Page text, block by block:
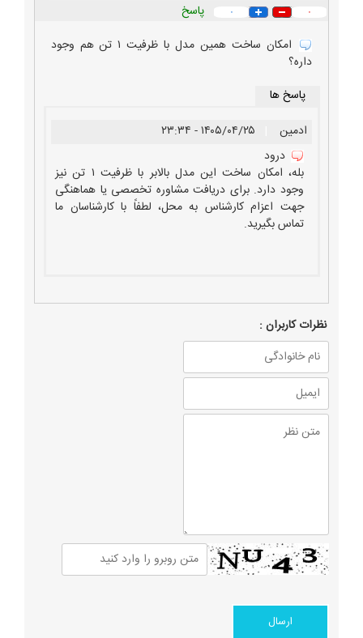
۰ ۰
پاسخ
امکان ساخت همین مدل با ظرفیت ۱ تن هم وجود
داره؟
پاسخ ها
ادمین
۱۴۰۵/۰۴/۲۵ - ۲۳:۳۴
درود
بله، امکان ساخت این مدل بالابر با ظرفیت ۱ تن نیز
وجود دارد. برای دریافت مشاوره تخصصی یا هماهنگی
جهت اعزام کارشناس به محل، لطفاً با کارشناسان ما
تماس بگیرید.
نظرات كاربران :